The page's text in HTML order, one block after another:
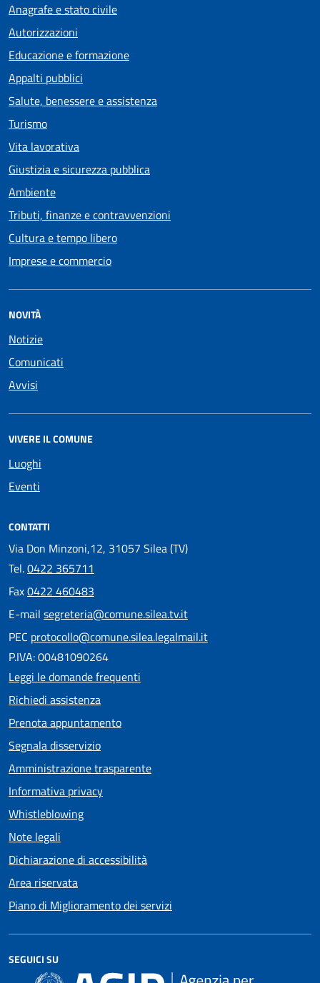
Anagrafe e stato civile
Autorizzazioni
Educazione e formazione
Appalti pubblici
Salute, benessere e assistenza
Turismo
Vita lavorativa
Giustizia e sicurezza pubblica
Ambiente
Tributi, finanze e contravvenzioni
Cultura e tempo libero
Imprese e commercio
NOVITÀ
Notizie
Comunicati
Avvisi
VIVERE IL COMUNE
Luoghi
Eventi
CONTATTI
Via Don Minzoni,12, 31057 Silea (TV)
Tel.0422 365711
Fax0422 460483
E-mail segreteria@comune.silea.tv.it
PEC protocollo@comune.silea.legalmail.it
P.IVA: 00481090264
Leggi le domande frequenti
Richiedi assistenza
Prenota appuntamento
Segnala disservizio
Amministrazione trasparente
Informativa privacy
Whistleblowing
Note legali
Dichiarazione di accessibilità
Area riservata
Piano di Miglioramento dei servizi
SEGUICI SU